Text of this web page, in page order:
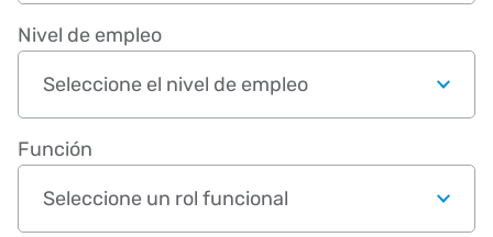
Nivel de empleo
Función